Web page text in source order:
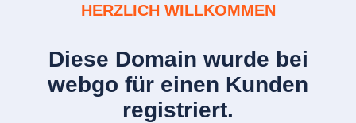
HERZLICH WILLKOMMEN
Diese Domain wurde bei
webgo für einen Kunden
registriert.